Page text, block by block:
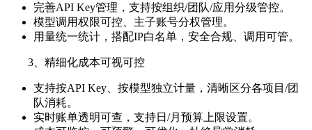
完善API Key管理，支持按组织/团队/应用分级管控。
模型调用权限可控、主子账号分权管理。
用量统一统计，搭配IP白名单，安全合规、调用可管。
3、精细化成本可视可控
支持按API Key、按模型独立计量，清晰区分各项目/团
队消耗。
实时账单透明可查，支持日/月预算上限设置。